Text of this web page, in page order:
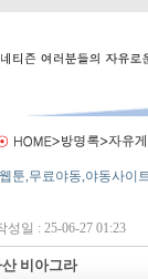
성일 : 25-06-27 01:23
산 비아그라